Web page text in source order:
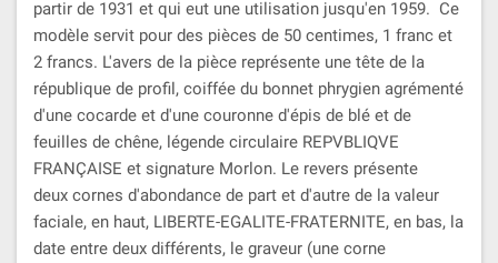
partir de 1931 et qui eut une utilisation jusqu'en 1959. Ce
modèle servit pour des pièces de 50 centimes, 1 franc et
2 francs. L'avers de la pièce représente une tête de la
république de profil, coiffée du bonnet phrygien agrémenté
d'une cocarde et d'une couronne d'épis de blé et de
feuilles de chêne, légende circulaire REPVBLIQVE
FRANÇAISE et signature Morlon. Le revers présente
deux cornes d'abondance de part et d'autre de la valeur
faciale, en haut, LIBERTE-EGALITE-FRATERNITE, en bas, la
date entre deux différents, le graveur (une corne